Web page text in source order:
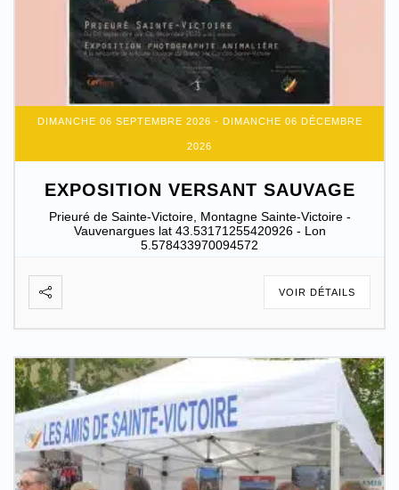
DIMANCHE 06 SEPTEMBRE 2026 - DIMANCHE 06 DÉCEMBRE
2026
EXPOSITION VERSANT SAUVAGE
Prieuré de Sainte-Victoire, Montagne Sainte-Victoire -
Vauvenargues lat 43.53171255420926 - Lon
5.578433970094572
VOIR DÉTAILS